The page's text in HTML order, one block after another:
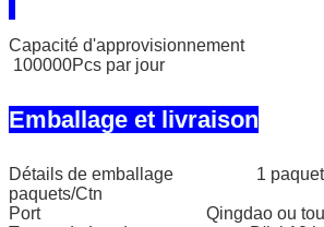
Capacité d'approvisionnement
100000Pcs par jour
Emballage et livraison
Détails de emballage 1 paquet/
paquets/Ctn
Port Qingdao ou tout port